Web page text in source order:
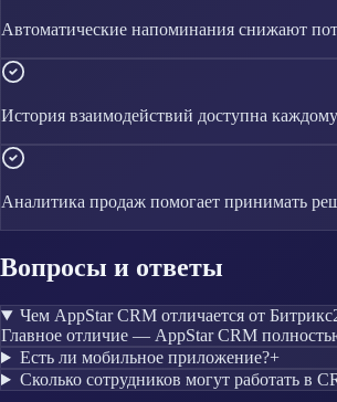
Автоматические напоминания снижают
История взаимодействий доступна
Аналитика продаж помогает принимать
Вопросы и ответы
Чем AppStar CRM отличается от
Главное отличие — AppStar CRM
Есть ли мобильное приложение?+
Сколько сотрудников могут работать в